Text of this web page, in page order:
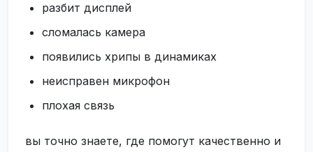
разбит дисплей
сломалась камера
появились хрипы в динамиках
неисправен микрофон
плохая связь
вы точно знаете, где помогут качественно и